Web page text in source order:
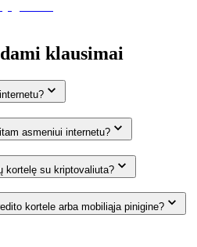
klausimai
asmeniui internetu?
kortelę su kriptovaliuta?
kortele arba mobiliąja pinigine?